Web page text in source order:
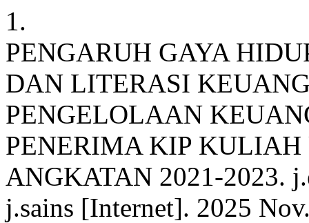
1.
PENGARUH GAYA
DAN LITERASI
PENGELOLAAN
PENERIMA KIP KULIAH
ANGKATAN 2021-2023.
j.sains [Internet]. 2025